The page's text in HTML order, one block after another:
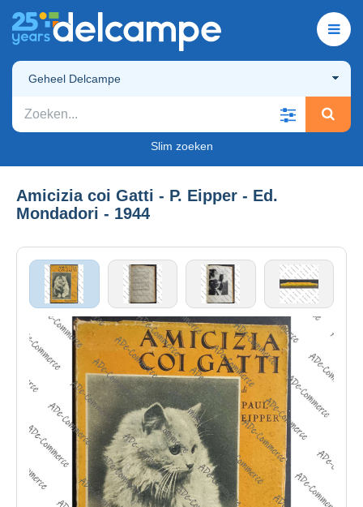
Geheel Delcampe
Slim zoeken
Amicizia coi Gatti - P. Eipper - Ed.
Mondadori - 1944